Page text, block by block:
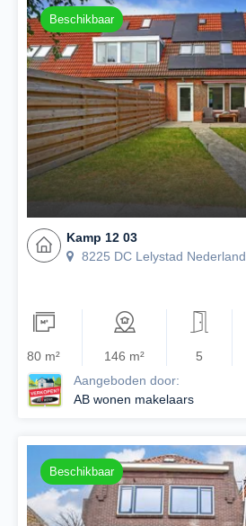
Beschikbaar
Kamp 12 03
8225 DC Lelystad Nederland
80 m² 146 m² 5
Aangeboden door:
AB wonen makelaars
Beschikbaar